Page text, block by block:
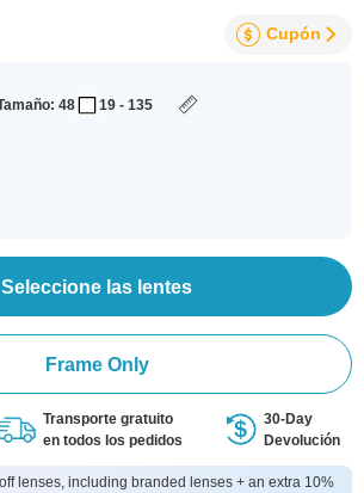
Cupón
48 19 - 135
Seleccione las lentes
Frame Only
Transporte gratuito
en todos los pedidos
30-Day
Devolución
lenses, including branded lenses + an extra 10%